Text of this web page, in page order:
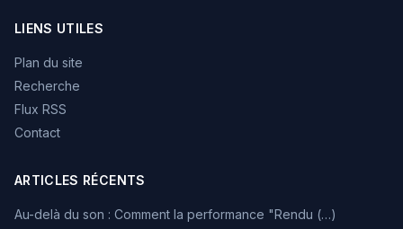
LIENS UTILES
Plan du site
Recherche
Flux RSS
Contact
ARTICLES RÉCENTS
Au-delà du son : Comment la performance "Rendu (…)